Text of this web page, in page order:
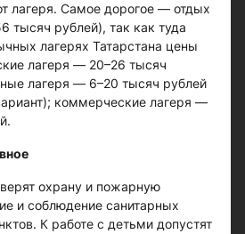
лагеря. Самое дорогое — отдых
тысяч рублей), так как туда
лагерях Татарстана цены
лагеря — 20–26 тысяч
лагеря — 6–20 тысяч рублей
коммерческие лагеря —
охрану и пожарную
и соблюдение санитарных
К работе с детьми допустят